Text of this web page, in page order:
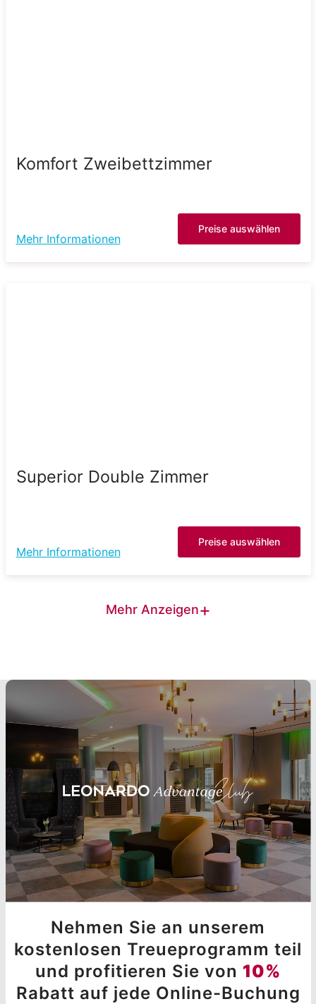
Komfort Zweibettzimmer
Mehr Informationen
Preise auswählen
Superior Double Zimmer
Mehr Informationen
Preise auswählen
Mehr Anzeigen+
Nehmen Sie an unserem
kostenlosen Treueprogramm teil
und profitieren Sie von 10%
Rabatt auf jede Online-Buchung